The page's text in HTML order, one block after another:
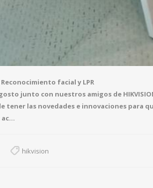
facial y LPR
junto con nuestros amigos de
tener las novedades e innovaciones para
hikvision